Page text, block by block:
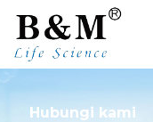
Hubungi kami